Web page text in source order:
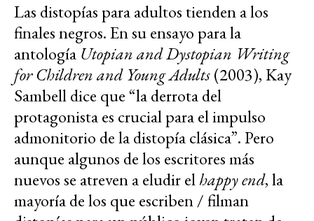
Las distopías para adultos tienden a los
finales negros. En su ensayo para la
antología Utopian and Dystopian Writing
for Children and Young Adults(2003), Kay
Sambell dice que “la derrota del
protagonista es crucial para el impulso
admonitorio de la distopía clásica”. Pero
aunque algunos de los escritores más
nuevos se atreven a eludir elhappy end, la
mayoría de los que escriben / filman